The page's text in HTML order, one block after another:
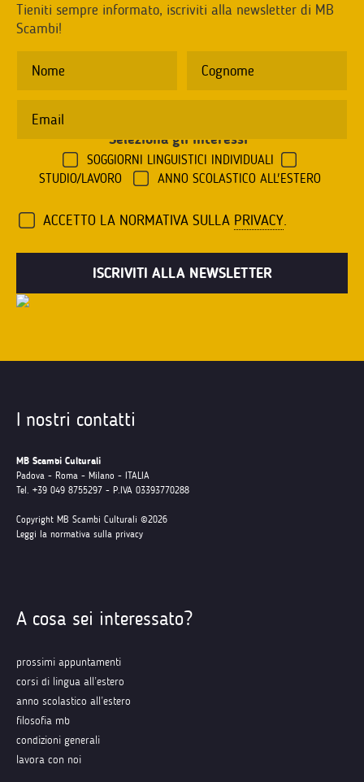
Tieniti sempre informato, iscriviti alla newsletter di MB
Scambi!
Seleziona gli interessi
SOGGIORNI LINGUISTICI INDIVIDUALI
STUDIO/LAVORO
ANNO SCOLASTICO ALL'ESTERO
ACCETTO LA NORMATIVA SULLA PRIVACY.
I nostri contatti
MB Scambi Culturali
Padova - Roma - Milano - ITALIA
Tel. +39 049 8755297 - P.IVA 03393770288
Copyright MB Scambi Culturali ©2026
Leggi la normativa sulla privacy
A cosa sei interessato?
prossimi appuntamenti
corsi di lingua all’estero
anno scolastico all’estero
filosofia mb
condizioni generali
lavora con noi